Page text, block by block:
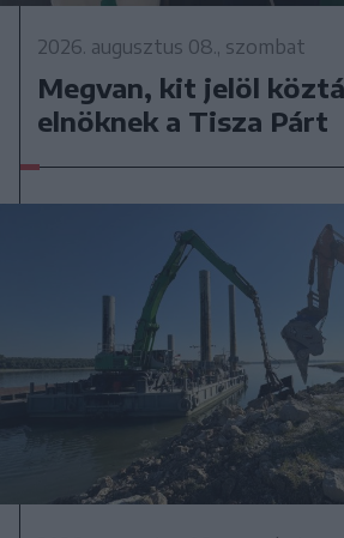
2026. augusztus 08., szombat
Megvan, kit jelöl
elnöknek a Tisza Párt